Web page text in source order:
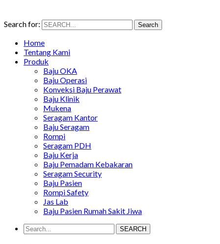
Search for: Search
Home
Tentang Kami
Produk
Baju OKA
Baju Operasi
Konveksi Baju Perawat
Baju Klinik
Mukena
Seragam Kantor
Baju Seragam
Rompi
Seragam PDH
Baju Kerja
Baju Pemadam Kebakaran
Seragam Security
Baju Pasien
Rompi Safety
Jas Lab
Baju Pasien Rumah Sakit Jiwa
SEARCH